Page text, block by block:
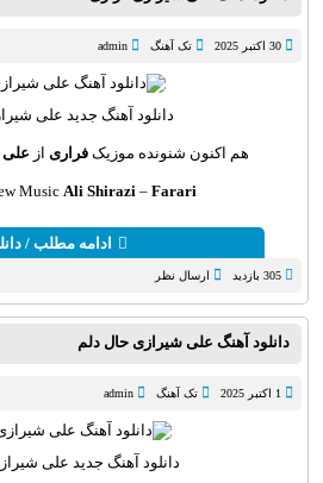
30 اکتبر 2025 تک آهنگ admin
دانلود آهنگ جدید علی
هم اکنون شنونده موزیک فراری از علی
Music Ali Shirazi– Farari
ادامه مطلب /
305 بازدید ارسال نظر
دانلود آهنگ علی شیرازی حال دلم
1 اکتبر 2025 تک آهنگ admin
دانلود آهنگ جدید علی